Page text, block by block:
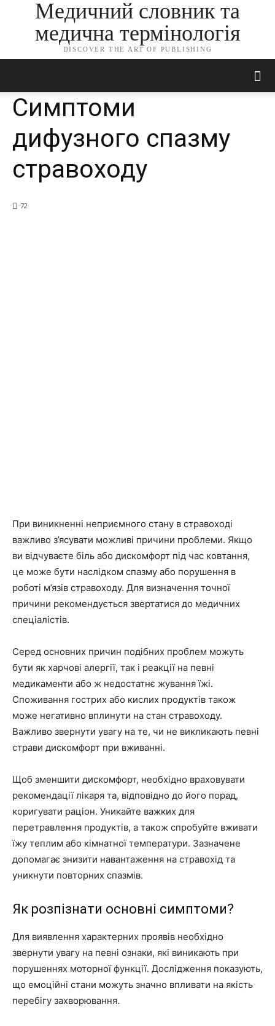
Медичний словник та
медична термінологія
DISCOVER THE ART OF PUBLISHING
Симптоми
дифузного спазму
стравоходу
72
При виникненні неприємного стану в стравоході
важливо з’ясувати можливі причини проблеми. Якщо
ви відчуваєте біль або дискомфорт під час ковтання,
це може бути наслідком спазму або порушення в
роботі м’язів стравоходу. Для визначення точної
причини рекомендується звертатися до медичних
спеціалістів.
Серед основних причин подібних проблем можуть
бути як харчові алергії, так і реакції на певні
медикаменти або ж недостатнє жування їжі.
Споживання гострих або кислих продуктів також
може негативно вплинути на стан стравоходу.
Важливо звернути увагу на те, чи не викликають певні
страви дискомфорт при вживанні.
Щоб зменшити дискомфорт, необхідно враховувати
рекомендації лікаря та, відповідно до його порад,
коригувати раціон. Уникайте важких для
перетравлення продуктів, а також спробуйте вживати
їжу теплим або кімнатної температури. Зазначене
допомагає знизити навантаження на стравохід та
уникнути повторних спазмів.
Як розпізнати основні симптоми?
Для виявлення характерних проявів необхідно
звернути увагу на певні ознаки, які виникають при
порушеннях моторної функції. Дослідження показують,
що емоційні стани можуть значно впливати на якість
перебігу захворювання.